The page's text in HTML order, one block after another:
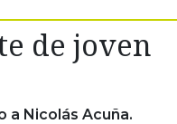
de joven
a Nicolás Acuña.